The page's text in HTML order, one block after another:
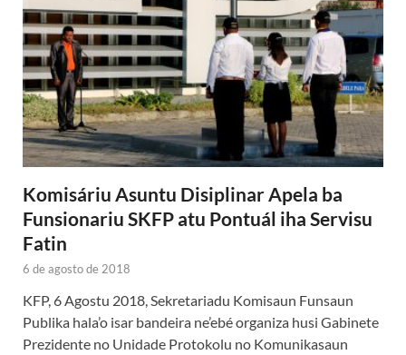
Komisáriu Asuntu Disiplinar Apela ba
Funsionariu SKFP atu Pontuál iha Servisu
Fatin
6 de agosto de 2018
KFP, 6 Agostu 2018, Sekretariadu Komisaun Funsaun
Publika hala’o isar bandeira ne’ebé organiza husi Gabinete
Prezidente no Unidade Protokolu no Komunikasaun